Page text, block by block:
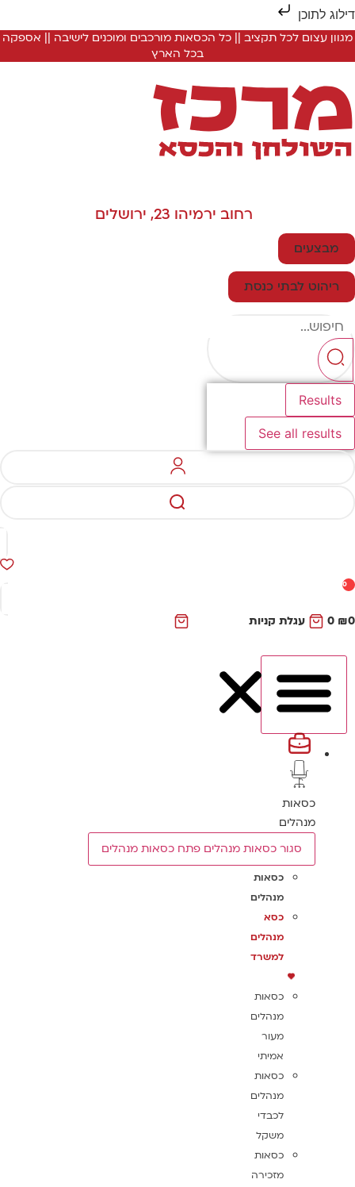
לתוכן
מגוון עצום לכל תקציב || כל הכסאות מורכבים ומוכנים לישיבה || אספקה
בכל הארץ
רחוב ירמיהו 23, ירושלים
מבצעים
ריהוט לבתי כנסת
Results
See all results
0
₪
0 עגלת קניות
כסאות
מנהלים
סגור כסאות מנהלים פתח כסאות מנהלים
כסאות
מנהלים
כסא
מנהלים
למשרד
כסאות
מנהלים
מעור
אמיתי
כסאות
מנהלים
לכבדי
משקל
כסאות
מזכירה